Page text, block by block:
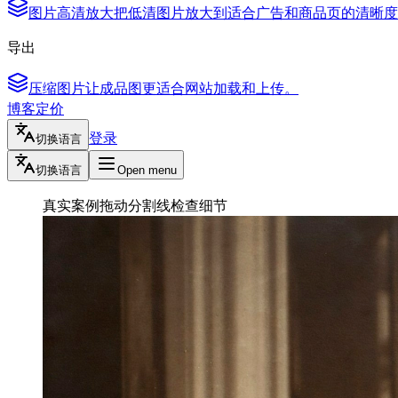
图片高清放大把低清图片放大到适合广告和商品页的清晰
导出
压缩图片让成品图更适合网站加载和上传。
博客定价
切换语言 登录
切换语言 Open menu
真实案例拖动分割线检查细节